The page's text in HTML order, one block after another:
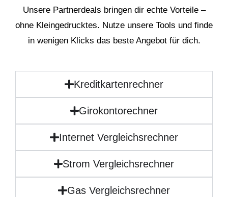
Unsere Partnerdeals bringen dir echte Vorteile –
ohne Kleingedrucktes. Nutze unsere Tools und finde
in wenigen Klicks das beste Angebot für dich.
Kreditkartenrechner
Girokontorechner
Internet Vergleichsrechner
Strom Vergleichsrechner
Gas Vergleichsrechner